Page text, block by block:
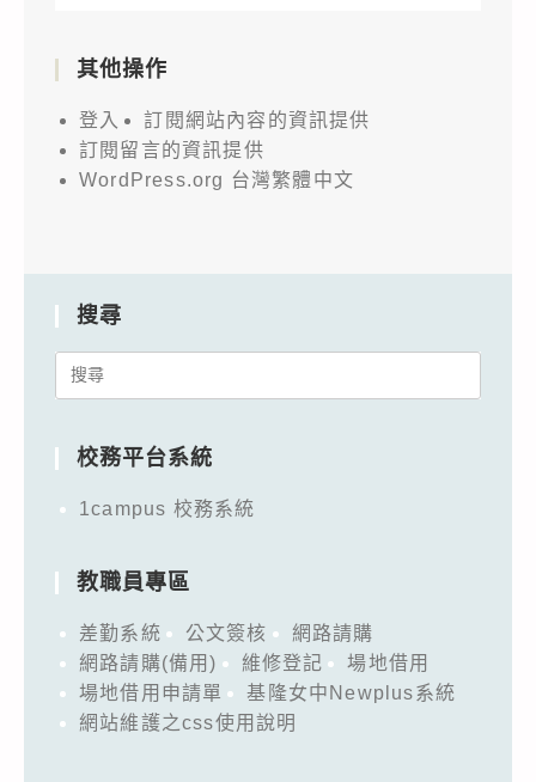
其他操作
登入
訂閱網站內容的資訊提供
訂閱留言的資訊提供
WordPress.org 台灣繁體中文
搜尋
Search
校務平台系統
1campus 校務系統
教職員專區
差勤系統 公文簽核
網路請購
網路請購(備用)
維修登記
場地借用
場地借用申請單
基隆女中Newplus系統
網站維護之css使用說明